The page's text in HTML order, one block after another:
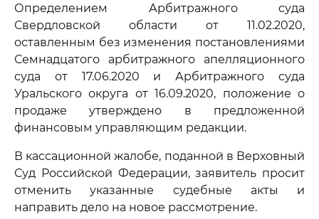
Определением Арбитражного суда
Свердловской области от 11.02.2020,
оставленным без изменения постановлениями
Семнадцатого арбитражного апелляционного
суда от 17.06.2020 и Арбитражного суда
Уральского округа от 16.09.2020, положение о
продаже утверждено в предложенной
финансовым управляющим редакции.
В кассационной жалобе, поданной в Верховный
Суд Российской Федерации, заявитель просит
отменить указанные судебные акты и
направить дело на новое рассмотрение.